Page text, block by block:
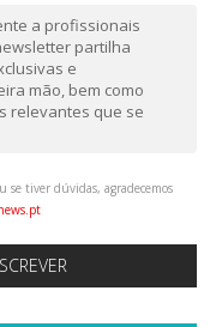
a profissionais
partilha
e
mão, bem como
relevantes que se
se tiver dúvidas, agradecemos